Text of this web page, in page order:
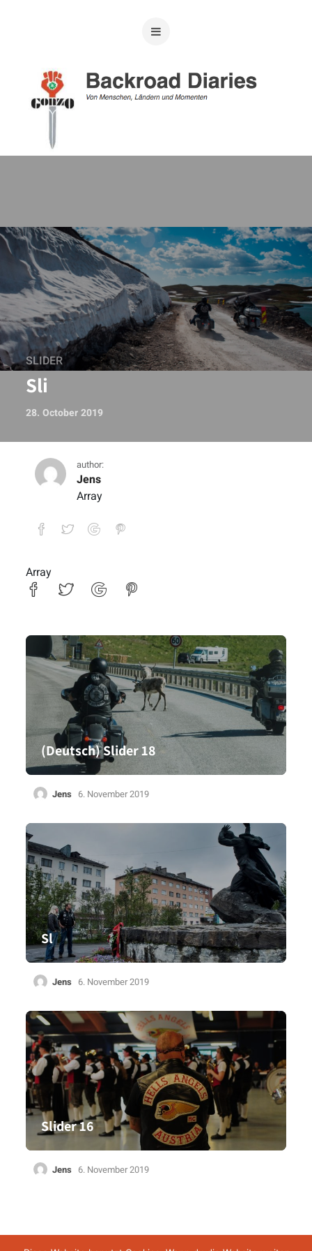
SLIDER
Sli
28. October 2019
author:
Jens
Array
Sli
Array
(Deutsch) Slider 18
Jens 6. November 2019
Sl
Jens 6. November 2019
Slider 16
Jens 6. November 2019
Impressum Datenschutz AGB